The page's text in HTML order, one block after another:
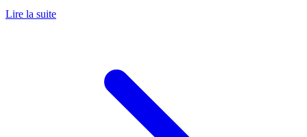
Lire la suite